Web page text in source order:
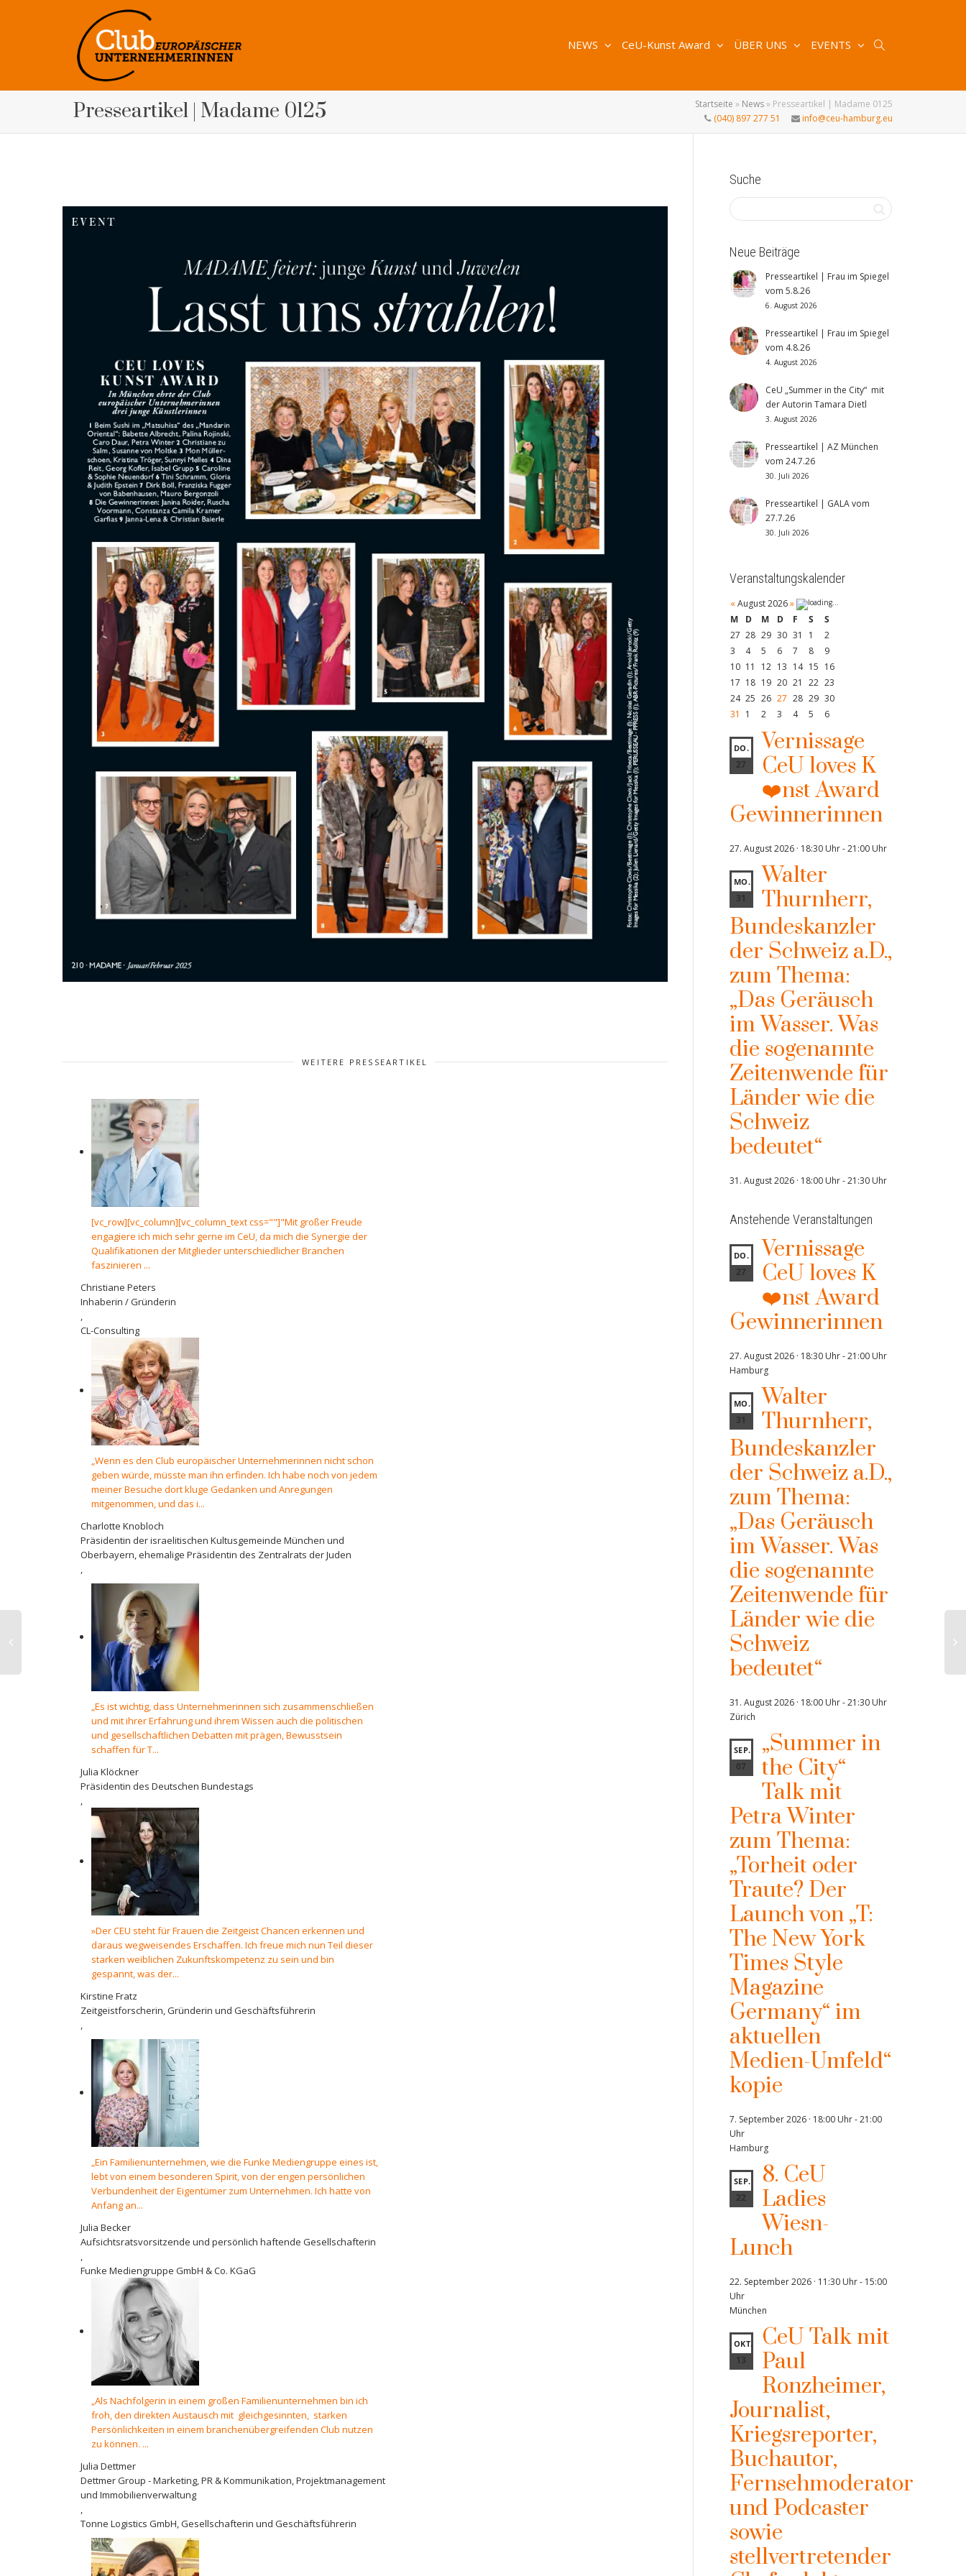
NEWS CeU-Kunst Award ÜBER UNS EVENTS
Presseartikel | Madame 0125 Startseite » News» Presseartikel | Madame 0125
(040) 897 277 51
info@ceu-hamburg.eu
WEITERE PRESSEARTIKEL
[vc_row][vc_column][vc_column_text css=""]"Mit großer Freude
engagiere ich mich sehr gerne im CeU, da mich die Synergie der
Qualifikationen der Mitglieder unterschiedlicher Branchen
faszinieren ...
Christiane Peters
Inhaberin / Gründerin
,
CL-Consulting
„Wenn es den Club europäischer Unternehmerinnen nicht schon
geben würde, müsste man ihn erfinden. Ich habe noch von jedem
meiner Besuche dort kluge Gedanken und Anregungen
mitgenommen, und das i...
Charlotte Knobloch
Präsidentin der israelitischen Kultusgemeinde München und
Oberbayern, ehemalige Präsidentin des Zentralrats der Juden
,
„Es ist wichtig, dass Unternehmerinnen sich zusammenschließen
und mit ihrer Erfahrung und ihrem Wissen auch die politischen
und gesellschaftlichen Debatten mit prägen, Bewusstsein
schaffen für T...
Julia Klöckner
Präsidentin des Deutschen Bundestags
,
»Der CEU steht für Frauen die Zeitgeist Chancen erkennen und
daraus wegweisendes Erschaffen. Ich freue mich nun Teil dieser
starken weiblichen Zukunftskompetenz zu sein und bin
gespannt, was der...
Kirstine Fratz
Zeitgeistforscherin, Gründerin und Geschäftsführerin
,
„Ein Familienunternehmen, wie die Funke Mediengruppe eines ist,
lebt von einem besonderen Spirit, von der engen persönlichen
Verbundenheit der Eigentümer zum Unternehmen. Ich hatte von
Anfang an...
Julia Becker
Aufsichtsratsvorsitzende und persönlich haftende Gesellschafterin
,
Funke Mediengruppe GmbH & Co. KGaG
„Als Nachfolgerin in einem großen Familienunternehmen bin ich
froh, den direkten Austausch mit gleichgesinnten, starken
Persönlichkeiten in einem branchenübergreifenden Club nutzen
zu können. ...
Julia Dettmer
Dettmer Group - Marketing, PR & Kommunikation, Projektmanagement
und Immobilienverwaltung
,
Tonne Logistics GmbH, Gesellschafterin und Geschäftsführerin
Suche
Neue Beiträge
Presseartikel | Frau im Spiegel
vom 5.8.26
6. August 2026
Presseartikel | Frau im Spiegel
vom 4.8.26
4. August 2026
CeU „Summer in the City“ mit
der Autorin Tamara Dietl
3. August 2026
Presseartikel | AZ München
vom 24.7.26
30. Juli 2026
Presseartikel | GALA vom
27.7.26
30. Juli 2026
Veranstaltungskalender
« August 2026 »
M
D M D F S
S
27 28 29 30 31 1
2
3
4 5 6 7 8
9
10 11 12 13 14 15 16
17 18 19 20 21 22 23
24 25 26 27 28 29 30
31
1 2 3 4 5 6
DO.
27
Vernissage
CeU loves K
❤️nst Award
Gewinnerinnen
27. August 2026 · 18:30 Uhr-21:00 Uhr
MO.
31
Walter
Thurnherr,
Bundeskanzler
der Schweiz a.D.,
zum Thema:
„Das Geräusch
im Wasser. Was
die sogenannte
Zeitenwende für
Länder wie die
Schweiz
bedeutet“
31. August 2026 · 18:00 Uhr-21:30 Uhr
Anstehende Veranstaltungen
DO.
27
Vernissage
CeU loves K
❤️nst Award
Gewinnerinnen
27. August 2026 · 18:30 Uhr-21:00 Uhr
Hamburg
MO.
31
Walter
Thurnherr,
Bundeskanzler
der Schweiz a.D.,
zum Thema:
„Das Geräusch
im Wasser. Was
die sogenannte
Zeitenwende für
Länder wie die
Schweiz
bedeutet“
31. August 2026 · 18:00 Uhr-21:30 Uhr
Zürich
SEP.
07
„Summer in
the City“
Talk mit
Petra Winter
zum Thema:
„Torheit oder
Traute? Der
Launch von „T:
The New York
Times Style
Magazine
Germany“ im
aktuellen
Medien-Umfeld“
kopie
7. September 2026 · 18:00 Uhr-21:00
Uhr
Hamburg
SEP.
22
8. CeU
Ladies
Wiesn-
Lunch
22. September 2026 · 11:30 Uhr- 15:00
Uhr
München
OKT.
13
CeU Talk mit
Paul
Ronzheimer,
Journalist,
Kriegsreporter,
Buchautor,
Fernsehmoderator
und Podcaster
sowie
stellvertretender